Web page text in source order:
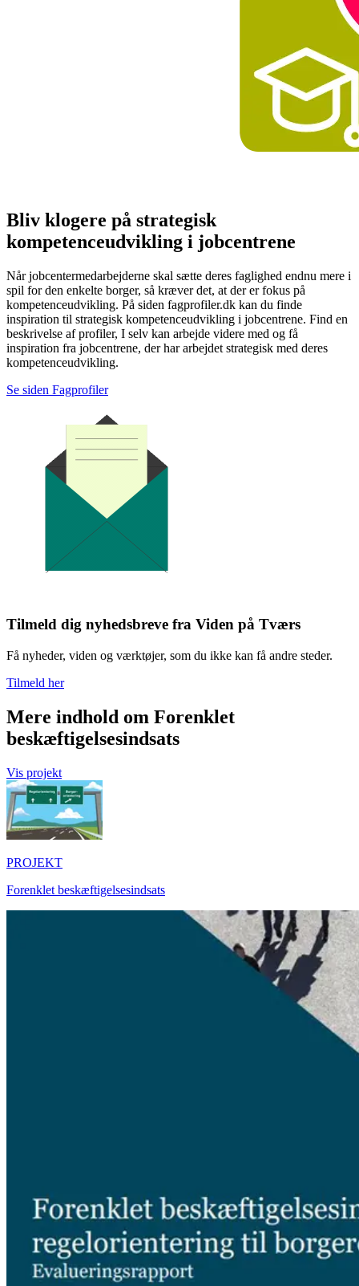
Bliv klogere på strategisk
kompetenceudvikling i jobcentrene
Når jobcentermedarbejderne skal sætte deres faglighed endnu mere i
spil for den enkelte borger, så kræver det, at der er fokus på
kompetenceudvikling. På siden fagprofiler.dk kan du finde
inspiration til strategisk kompetenceudvikling i jobcentrene. Find en
beskrivelse af profiler, I selv kan arbejde videre med og få
inspiration fra jobcentrene, der har arbejdet strategisk med deres
kompetenceudvikling.
Se siden Fagprofiler
Tilmeld dig nyhedsbreve fra Viden på Tværs
Få nyheder, viden og værktøjer, som du ikke kan få andre steder.
Tilmeld her
Mere indhold om Forenklet
beskæftigelsesindsats
Vis projekt
PROJEKT
Forenklet beskæftigelsesindsats